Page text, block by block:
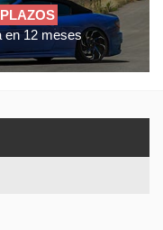
en 12 meses